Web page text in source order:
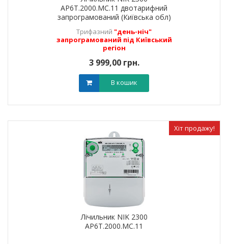
AP6Т.2000.МC.11 двотарифний
запрограмований (Київська обл)
Трифазний "день-ніч"
запрограмований під Київський
регіон
3 999,00 грн.
В кошик
Хіт продажу!
Лічильник NIK 2300
AP6Т.2000.МC.11